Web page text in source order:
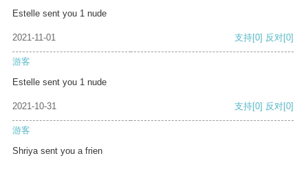
Estelle sent you 1 nude
2021-11-01 支持[0] 反对[0]
游客
Estelle sent you 1 nude
2021-10-31 支持[0] 反对[0]
游客
Shriya sent you a frien